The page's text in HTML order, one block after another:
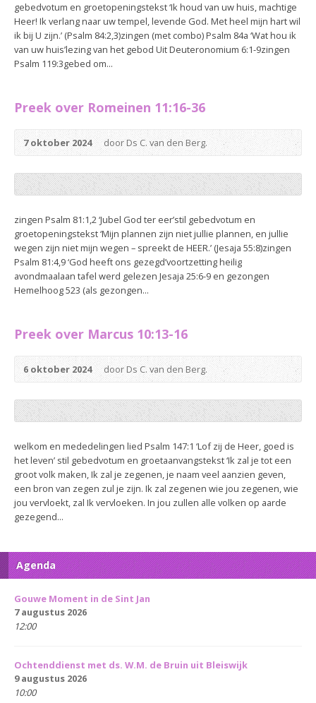
gebedvotum en groetopeningstekst ‘Ik houd van uw huis, machtige
Heer! Ik verlang naar uw tempel, levende God. Met heel mijn hart wil
ik bij U zijn.’ (Psalm 84:2,3)zingen (met combo) Psalm 84a ‘Wat hou ik
van uw huis’lezing van het gebod Uit Deuteronomium 6:1-9zingen
Psalm 119:3gebed om...
Preek over Romeinen 11:16-36
7 oktober 2024 door Ds C. van den Berg.
zingen Psalm 81:1,2 ‘Jubel God ter eer’stil gebedvotum en
groetopeningstekst ‘Mijn plannen zijn niet jullie plannen, en jullie
wegen zijn niet mijn wegen – spreekt de HEER.’ (Jesaja 55:8)zingen
Psalm 81:4,9 ‘God heeft ons gezegd’voortzetting heilig
avondmaalaan tafel werd gelezen Jesaja 25:6-9 en gezongen
Hemelhoog 523 (als gezongen...
Preek over Marcus 10:13-16
6 oktober 2024 door Ds C. van den Berg.
welkom en mededelingen lied Psalm 147:1 ‘Lof zij de Heer, goed is
het leven’ stil gebedvotum en groetaanvangstekst ‘Ik zal je tot een
groot volk maken, Ik zal je zegenen, je naam veel aanzien geven,
een bron van zegen zul je zijn. Ik zal zegenen wie jou zegenen, wie
jou vervloekt, zal Ik vervloeken. In jou zullen alle volken op aarde
gezegend...
Agenda
Gouwe Moment in de Sint Jan
7 augustus 2026
12:00
Ochtenddienst met ds. W.M. de Bruin uit Bleiswijk
9 augustus 2026
10:00